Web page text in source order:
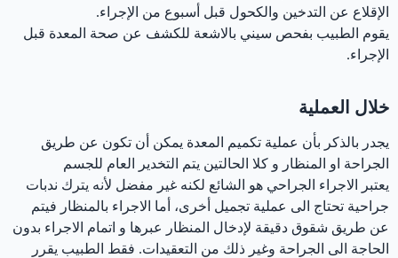
الإقلاع عن التدخين والكحول قبل أسبوع من الإجراء.
يقوم الطبيب بفحص سيني بالاشعة للكشف عن صحة المعدة قبل
الإجراء.
خلال العملية
يجدر بالذكر بأن عملية تكميم المعدة يمكن أن تكون عن طريق
الجراحة او المنظار و كلا الحالتين يتم التخدير العام للجسم
يعتبر الاجراء الجراحي هو الشائع لكنه غير مفضل لأنه يترك ندبات
جراحية تحتاج الى عملية تجميل أخرى، أما الاجراء بالمنظار فيتم
عن طريق شقوق دقيقة لإدخال المنظار عبرها و اتمام الاجراء بدون
الحاجة الى الجراحة وغير ذلك من التعقيدات. فقط الطبيب يقرر